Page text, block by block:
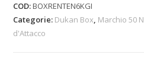
COD:BOXRENTEN6KGI
Categorie: Dukan Box, Marchio 50
d'Attacco